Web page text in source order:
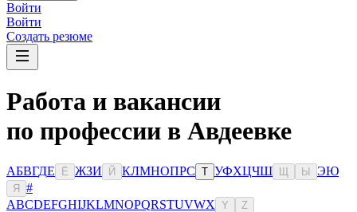
Войти
Войти
Создать резюме
Работа и вакансии
по профессии в Авдеевке
АБВГДЕ Ё ЖЗИ Й КЛМНОПРС Т УФХЦЧШ Ы ЭЮ
Я
#
ABCDEFGHIJKLMNOPQRSTUVWX Y Z